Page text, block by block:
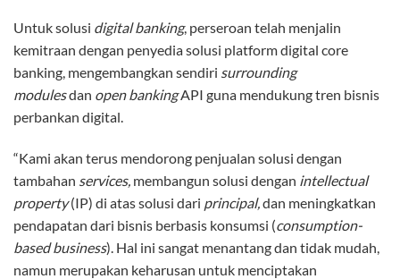
Untuk solusi digital banking, perseroan telah menjalin
kemitraan dengan penyedia solusi platform digital core
banking, mengembangkan sendiri surrounding
modulesdan open bankingAPI guna mendukung tren bisnis
perbankan digital.
“Kami akan terus mendorong penjualan solusi dengan
tambahan services, membangun solusi dengan intellectual
property(IP) di atas solusi dari principal,dan meningkatkan
pendapatan dari bisnis berbasis konsumsi (consumption-
based business). Hal ini sangat menantang dan tidak mudah,
namun merupakan keharusan untuk menciptakan